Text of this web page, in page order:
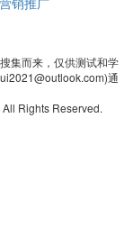
集而来，仅供测试和学
通
Rights Reserved.